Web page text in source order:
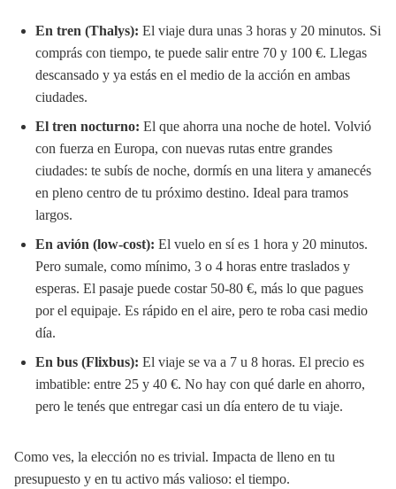
En tren (Thalys): El viaje dura unas 3 horas y 20 minutos. Si
comprás con tiempo, te puede salir entre 70 y 100 €. Llegas
descansado y ya estás en el medio de la acción en ambas
ciudades.
El tren nocturno: El que ahorra una noche de hotel. Volvió
con fuerza en Europa, con nuevas rutas entre grandes
ciudades: te subís de noche, dormís en una litera y amanecés
en pleno centro de tu próximo destino. Ideal para tramos
largos.
En avión (low-cost): El vuelo en sí es 1 hora y 20 minutos.
Pero sumale, como mínimo, 3 o 4 horas entre traslados y
esperas. El pasaje puede costar 50-80 €, más lo que pagues
por el equipaje. Es rápido en el aire, pero te roba casi medio
día.
En bus (Flixbus): El viaje se va a 7 u 8 horas. El precio es
imbatible: entre 25 y 40 €. No hay con qué darle en ahorro,
pero le tenés que entregar casi un día entero de tu viaje.
Como ves, la elección no es trivial. Impacta de lleno en tu
presupuesto y en tu activo más valioso: el tiempo.